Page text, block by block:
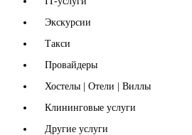
Экскурсии
Такси
Провайдеры
Хостелы | Отели | Виллы
Клининговые услуги
Другие услуги